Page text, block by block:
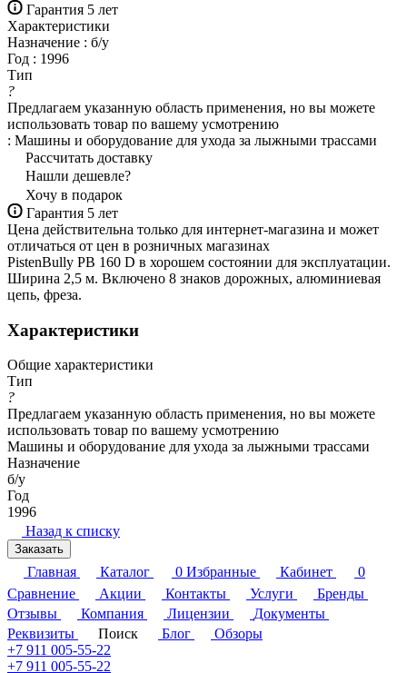
Гарантия 5 лет
Характеристики
Назначение : б/у
Год : 1996
Тип
?
Предлагаем указанную область применения, но вы можете
использовать товар по вашему усмотрению
: Машины и оборудование для ухода за лыжными трассами
Рассчитать доставку
Нашли дешевле?
Хочу в подарок
Гарантия 5 лет
Цена действительна только для интернет-магазина и может
отличаться от цен в розничных магазинах
PistenBully PB 160 D в хорошем состоянии для эксплуатации.
Ширина 2,5 м. Включено 8 знаков дорожных, алюминиевая
цепь, фреза.
Характеристики
Общие характеристики
Тип
?
Предлагаем указанную область применения, но вы можете
использовать товар по вашему усмотрению
Машины и оборудование для ухода за лыжными трассами
Назначение
б/у
Год
1996
Назад к списку
Заказать
Главная Каталог 0 Избранные Кабинет
0
Сравнение
Акции Контакты Услуги
Бренды
Отзывы
Компания Лицензии
Документы
Реквизиты
Поиск Блог
Обзоры
+7 911 005-55-22
+7 911 005-55-22